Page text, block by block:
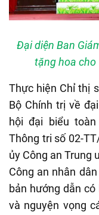
Đại diện Ban
tặng hoa cho
Thực hiện Chỉ thị
Bộ Chính trị về
hội đại biểu
Thông tri số 02-
ủy Công an Trung
Công an nhân
bản hướng dẫn
và nguyện vọng